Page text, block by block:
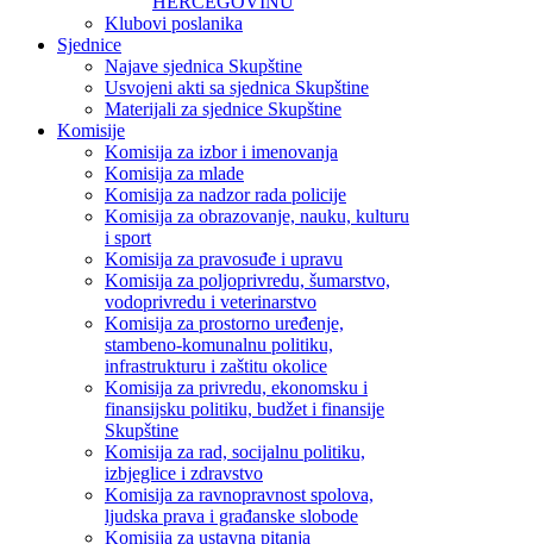
Klubovi poslanika
Sjednice
Najave sjednica Skupštine
Usvojeni akti sa sjednica Skupštine
Materijali za sjednice Skupštine
Komisije
Komisija za izbor i imenovanja
Komisija za mlade
Komisija za nadzor rada policije
Komisija za obrazovanje, nauku, kulturu
i sport
Komisija za pravosuđe i upravu
Komisija za poljoprivredu, šumarstvo,
vodoprivredu i veterinarstvo
Komisija za prostorno uređenje,
stambeno-komunalnu politiku,
infrastrukturu i zaštitu okolice
Komisija za privredu, ekonomsku i
finansijsku politiku, budžet i finansije
Skupštine
Komisija za rad, socijalnu politiku,
izbjeglice i zdravstvo
Komisija za ravnopravnost spolova,
ljudska prava i građanske slobode
Komisija za ustavna pitanja